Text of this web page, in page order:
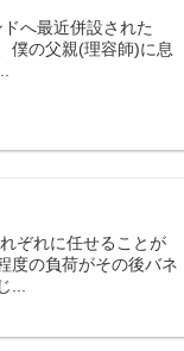
へ最近併設された
僕の父親(理容師)に息
ぞれに任せることが
度の負荷がその後バネ
...